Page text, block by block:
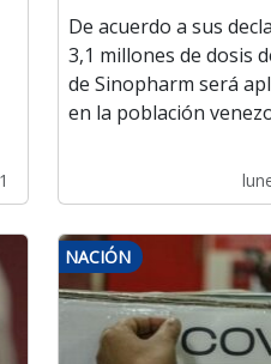
De acuerdo a sus
3,1 millones de dosis
de Sinopharm será
en la población
NACIÓN